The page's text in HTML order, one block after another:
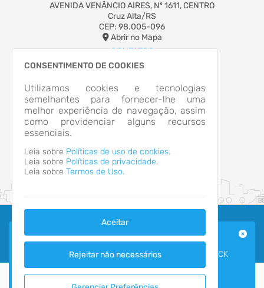
CONSENTIMENTO DE COOKIES
Utilizamos cookies e tecnologias
semelhantes para fornecer-lhe uma
melhor experiência de navegação, assim
como providenciar alguns recursos
essenciais.
Leia sobre Políticas de uso de cookies.
Leia sobre Políticas de privacidade.
Leia sobre Termos de Uso.
Aceitar
Rejeitar não necessários
LICITAÇÕES E CONTRATOS
PARA CONSULTAR OS CONTRATOS E LICITAÇÕES CLICK
AQUIhttps://portal.tce.rs.gov.br/aplicprod/f?
AVENIDA VENÂNCIO AIRES, Nº 1611, CENTRO
Cruz Alta/RS
CEP: 98.005-096
Abrir no Mapa
CONTATOS
(55)3322-4833
HORÁRIO DE ATENDIMENTO
Segunda-feira a Sexta-feira8h às 14h
2026 - IPM Sistemas Ltda. Todos os Direitos Reservados.
Termos de Uso|Política de Privacidade